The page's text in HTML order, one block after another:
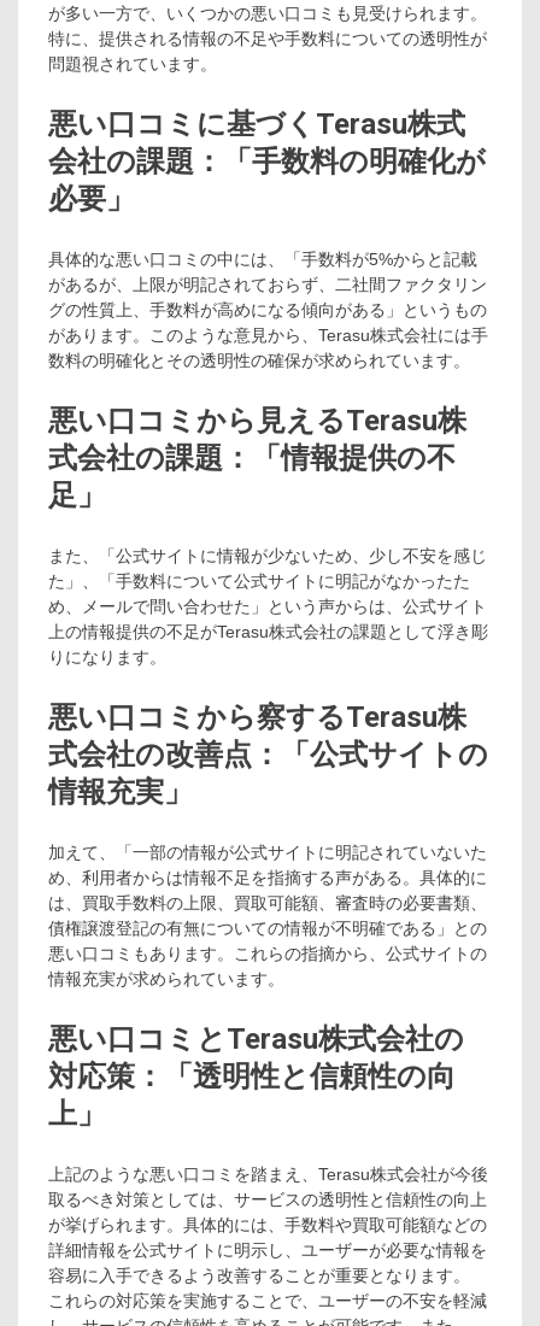
が多い一方で、いくつかの悪い口コミも見受けられます。
特に、提供される情報の不足や手数料についての透明性が
問題視されています。
悪い口コミに基づくTerasu株式
会社の課題：「手数料の明確化が
必要」
具体的な悪い口コミの中には、「手数料が5%からと記載
があるが、上限が明記されておらず、二社間ファクタリン
グの性質上、手数料が高めになる傾向がある」というもの
があります。このような意見から、Terasu株式会社には手
数料の明確化とその透明性の確保が求められています。
悪い口コミから見えるTerasu株
式会社の課題：「情報提供の不
足」
また、「公式サイトに情報が少ないため、少し不安を感じ
た」、「手数料について公式サイトに明記がなかったた
め、メールで問い合わせた」という声からは、公式サイト
上の情報提供の不足がTerasu株式会社の課題として浮き彫
りになります。
悪い口コミから察するTerasu株
式会社の改善点：「公式サイトの
情報充実」
加えて、「一部の情報が公式サイトに明記されていないた
め、利用者からは情報不足を指摘する声がある。具体的に
は、買取手数料の上限、買取可能額、審査時の必要書類、
債権譲渡登記の有無についての情報が不明確である」との
悪い口コミもあります。これらの指摘から、公式サイトの
情報充実が求められています。
悪い口コミとTerasu株式会社の
対応策：「透明性と信頼性の向
上」
上記のような悪い口コミを踏まえ、Terasu株式会社が今後
取るべき対策としては、サービスの透明性と信頼性の向上
が挙げられます。具体的には、手数料や買取可能額などの
詳細情報を公式サイトに明示し、ユーザーが必要な情報を
容易に入手できるよう改善することが重要となります。
これらの対応策を実施することで、ユーザーの不安を軽減